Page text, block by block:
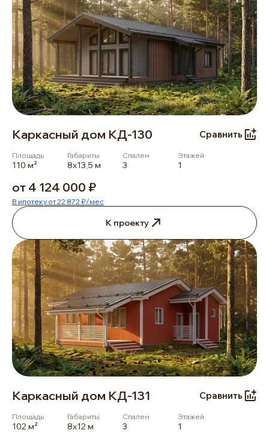
Каркасный дом КД-130 Сравнить
Площадь
110 м²
Габариты
8х13,5 м
Спален
3
Этажей
1
от 4 124 000 ₽
В ипотеку от 22 872 ₽/мес
К проекту
Каркасный дом КД-131 Сравнить
Площадь
102 м²
Габариты
8х12 м
Спален
3
Этажей
1